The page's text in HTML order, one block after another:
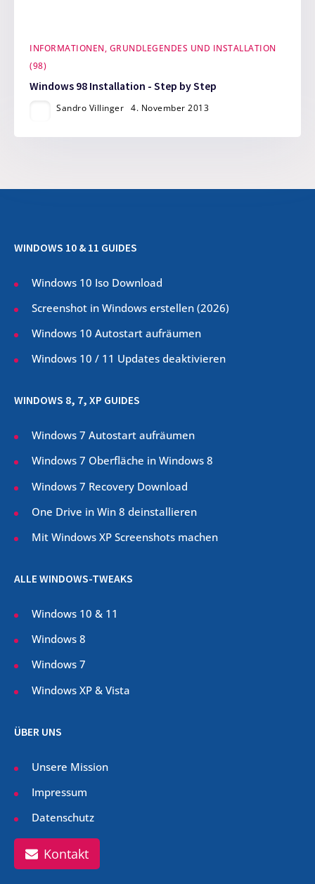
INFORMATIONEN, GRUNDLEGENDES UND INSTALLATION
(98)
Windows 98 Installation - Step by Step
Sandro Villinger 4. November 2013
WINDOWS 10 & 11 GUIDES
Windows 10 Iso Download
Screenshot in Windows erstellen (2026)
Windows 10 Autostart aufräumen
Windows 10 / 11 Updates deaktivieren
WINDOWS 8, 7, XP GUIDES
Windows 7 Autostart aufräumen
Windows 7 Oberfläche in Windows 8
Windows 7 Recovery Download
One Drive in Win 8 deinstallieren
Mit Windows XP Screenshots machen
ALLE WINDOWS-TWEAKS
Windows 10 & 11
Windows 8
Windows 7
Windows XP & Vista
ÜBER UNS
Unsere Mission
Impressum
Datenschutz
Kontakt